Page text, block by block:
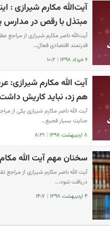
آیت‌الله مکارم شیرازی
مبتذل با رقص در مدارس
آیت‌الله ناصر مکارم شیرازی از
قدرتمند اقتصادی فعال…
۶ خرداد ۱۳۹۸ | ۱۰:۲
آیت الله مکارم شیرازی:
هم زد، نباید کاریش
جنایت بسیار فجیع…
۸ اردیبهشت ۱۳۹۸ | ۸:۳۱
سخنان مهم آیت الله
آیت الله ناصر مکارم شیرازی از
دریافت شود،…
۴ اردیبهشت ۱۳۹۸ | ۱۴:۷